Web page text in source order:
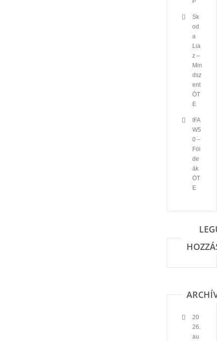
Sk
od
a
Lia
z –
Min
dsz
ent
ÖT
E
IFA
W5
0 –
Föl
de
ák
ÖT
E
20
26.
au